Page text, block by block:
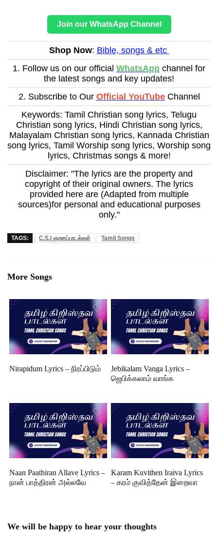
Join our WhatsApp Channel
Shop Now: Bible, songs & etc
1. Follow us on our official WhatsApp channel for
the latest songs and key updates!
2. Subscribe to Our Official YouTubeChannel
Keywords: Tamil Christian song lyrics, Telugu
Christian song lyrics, Hindi Christian song lyrics,
Malayalam Christian song lyrics, Kannada Christian
song lyrics, Tamil Worship song lyrics, Worship song
lyrics, Christmas songs & more!
Disclaimer: "The lyrics are the property and
copyright of their original owners. The lyrics
provided here are (Adapted from multiple
sources)for personal and educational purposes
only."
TAGS: C.S.I ஞானப்பாடல்கள் Tamil Songs
More Songs
Nirapidum Lyrics – நிரப்பிடும்
Jebikalam Vanga Lyrics –
ஜெபிக்கலாம் வாங்க
Naan Paathiran Allave Lyrics –
நான் பாத்திரன் அல்லவே
Karam Kuvithen Iraiva Lyrics
– கரம் குவித்தேன் இறைவா
We will be happy to hear your thoughts